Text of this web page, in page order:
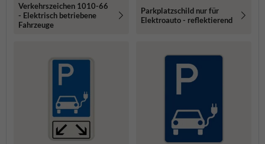
Verkehrszeichen 1010-66
- Elektrisch betriebene
Fahrzeuge
Parkplatzschild nur für
Elektroauto - reflektierend